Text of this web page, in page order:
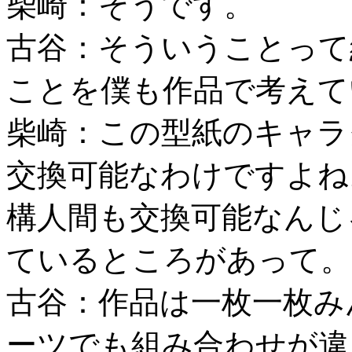
古谷：そういうことっ
ことを僕も作品で考え
柴崎：この型紙のキャ
交換可能なわけですよ
構人間も交換可能なん
ているところがあって
古谷：作品は一枚一枚
ーツでも組み合わせが